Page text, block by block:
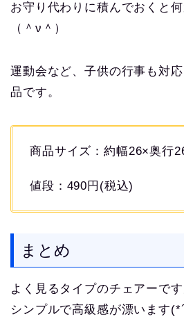
お守り代わりに積んでおくと
（＾ν＾）
運動会など、子供の行事も対
品です。
商品サイズ：約幅26×奥行
値段：490円(税込)
まとめ
よく見るタイプのチェアーで
シンプルで高級感が漂います